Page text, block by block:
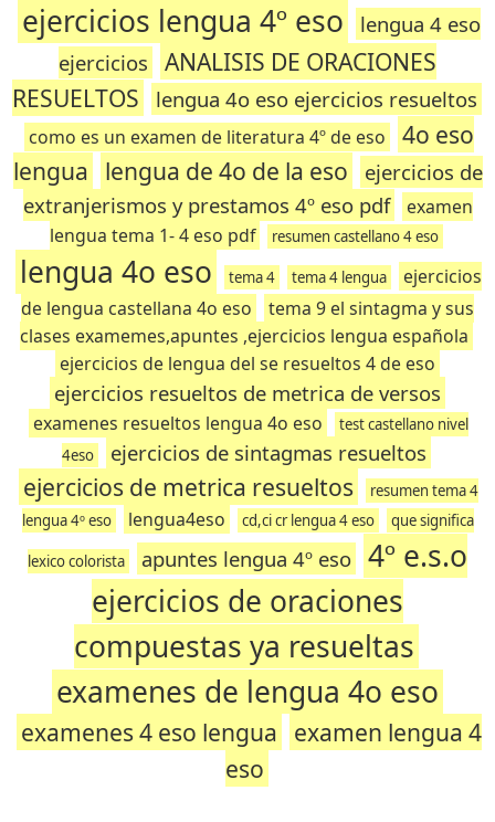
ejercicios lengua 4º eso
lengua 4 eso
ejercicios
ANALISIS DE ORACIONES
RESUELTOS
lengua 4o eso ejercicios resueltos
como es un examen de literatura 4º de eso
4o eso
lengua lengua de 4o de la eso
ejercicios de
extranjerismos y prestamos 4º eso pdf
examen
lengua tema 1- 4 eso pdf
resumen castellano 4 eso
lengua 4o eso tema 4 tema 4 lengua
ejercicios
de lengua castellana 4o eso
tema 9 el sintagma y sus
clases examemes,apuntes ,ejercicios lengua española
ejercicios de lengua del se resueltos 4 de eso
ejercicios resueltos de metrica de versos
examenes resueltos lengua 4o eso
test castellano nivel
4eso
ejercicios de sintagmas resueltos
ejercicios de metrica resueltos
resumen tema 4
lengua 4º eso
lengua4eso cd,ci cr lengua 4 eso que significa
lexico colorista apuntes lengua 4º eso 4º e.s.o
ejercicios de oraciones
compuestas ya resueltas
examenes de lengua 4o eso
examenes 4 eso lengua examen lengua 4
eso